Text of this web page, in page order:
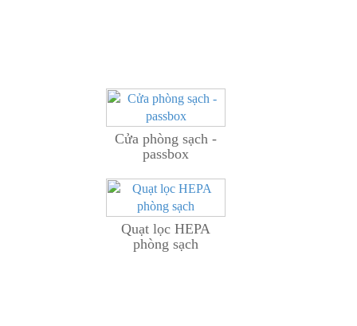
Cửa phòng sạch -
passbox
Quạt lọc HEPA
phòng sạch